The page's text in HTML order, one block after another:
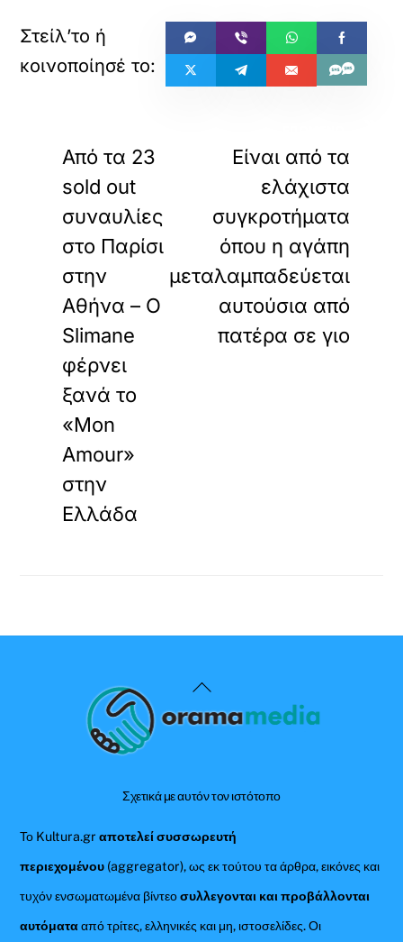
Από τα 23
sold out
συναυλίες
στο Παρίσι
στην
Αθήνα – Ο
Slimane
φέρνει
ξανά το
«Mon
Amour»
στην
Ελλάδα
Είναι από τα
ελάχιστα
συγκροτήματα
όπου η αγάπη
μεταλαμπαδεύεται
αυτούσια από
πατέρα σε γιο
Back
To
Σχετικά με αυτόν τον ιστότοπο
Το Kultura.grαποτελεί συσσωρευτή
περιεχομένου (aggregator), ως εκ τούτου τα άρθρα, εικόνες και
τυχόν ενσωματωμένα βίντεοσυλλεγονται και προβάλλονται
αυτόματααπό τρίτες, ελληνικές και μη, ιστοσελίδες. Οι